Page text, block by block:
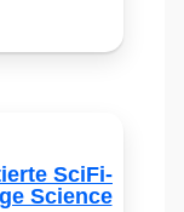
SciFi-
Science